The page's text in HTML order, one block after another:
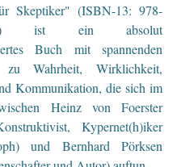
Skeptiker" (ISBN-13: 978-
ist ein absolut
Buch mit spannenden
zu Wahrheit, Wirklichkeit,
Kommunikation, die sich im
Heinz von Foerster
Kypernet(h)iker
und Bernhard Pörksen